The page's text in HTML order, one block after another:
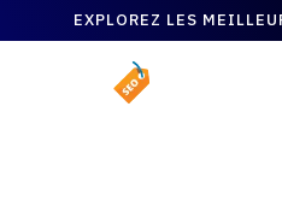
EXPLOREZ LES